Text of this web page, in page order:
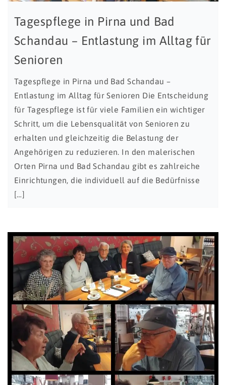
Tagespflege in Pirna und Bad
Schandau – Entlastung im Alltag für
Senioren
Tagespflege in Pirna und Bad Schandau –
Entlastung im Alltag für Senioren Die Entscheidung
für Tagespflege ist für viele Familien ein wichtiger
Schritt, um die Lebensqualität von Senioren zu
erhalten und gleichzeitig die Belastung der
Angehörigen zu reduzieren. In den malerischen
Orten Pirna und Bad Schandau gibt es zahlreiche
Einrichtungen, die individuell auf die Bedürfnisse
[…]